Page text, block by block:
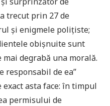
trecut prin 27 de
și enigmele polițiste;
obișnuite sunt
degrabă una morală.
responsabil de ea”
asta face: în timpul
permisului de